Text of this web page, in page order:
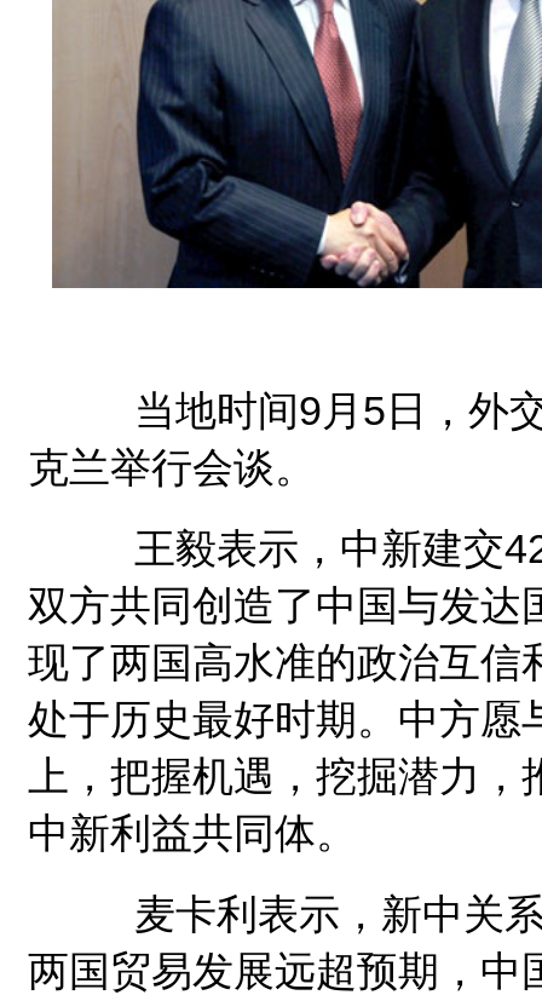
当地时间9月5日，外交
克兰举行会谈。
王毅表示，中新建交42
双方共同创造了中国与发达
现了两国高水准的政治互信
处于历史最好时期。中方愿
上，把握机遇，挖掘潜力
中新利益共同体。
麦卡利表示，新中关系
两国贸易发展远超预期，中